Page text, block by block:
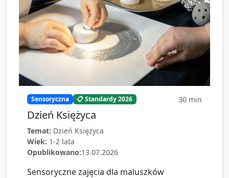
Sensoryczna 📋 Standardy 2026 30 min
Dzień Księżyca
Temat: Dzień Księżyca
Wiek: 1-2 lata
Opublikowano:13.07.2026
Sensoryczne zajęcia dla maluszków